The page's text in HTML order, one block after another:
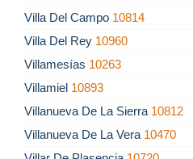
Villa Del Campo 10814
Villa Del Rey 10960
Villamesías 10263
Villamiel 10893
Villanueva De La Sierra 10812
Villanueva De La Vera 10470